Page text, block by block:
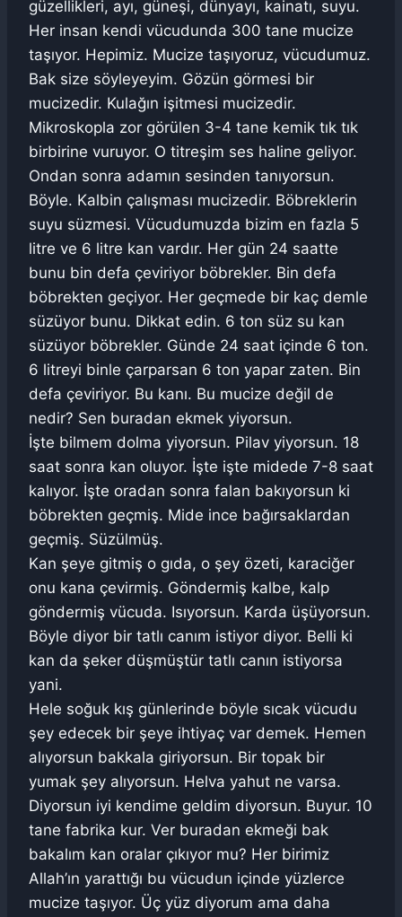
güzellikleri, ayı, güneşi, dünyayı, kainatı, suyu.
Her insan kendi vücudunda 300 tane mucize
taşıyor. Hepimiz. Mucize taşıyoruz, vücudumuz.
Bak size söyleyeyim. Gözün görmesi bir
mucizedir. Kulağın işitmesi mucizedir.
Mikroskopla zor görülen 3-4 tane kemik tık tık
birbirine vuruyor. O titreşim ses haline geliyor.
Ondan sonra adamın sesinden tanıyorsun.
Böyle. Kalbin çalışması mucizedir. Böbreklerin
suyu süzmesi. Vücudumuzda bizim en fazla 5
litre ve 6 litre kan vardır. Her gün 24 saatte
bunu bin defa çeviriyor böbrekler. Bin defa
böbrekten geçiyor. Her geçmede bir kaç demle
süzüyor bunu. Dikkat edin. 6 ton süz su kan
süzüyor böbrekler. Günde 24 saat içinde 6 ton.
6 litreyi binle çarparsan 6 ton yapar zaten. Bin
defa çeviriyor. Bu kanı. Bu mucize değil de
nedir? Sen buradan ekmek yiyorsun.
İşte bilmem dolma yiyorsun. Pilav yiyorsun. 18
saat sonra kan oluyor. İşte işte midede 7-8 saat
kalıyor. İşte oradan sonra falan bakıyorsun ki
böbrekten geçmiş. Mide ince bağırsaklardan
geçmiş. Süzülmüş.
Kan şeye gitmiş o gıda, o şey özeti, karaciğer
onu kana çevirmiş. Göndermiş kalbe, kalp
göndermiş vücuda. Isıyorsun. Karda üşüyorsun.
Böyle diyor bir tatlı canım istiyor diyor. Belli ki
kan da şeker düşmüştür tatlı canın istiyorsa
yani.
Hele soğuk kış günlerinde böyle sıcak vücudu
şey edecek bir şeye ihtiyaç var demek. Hemen
alıyorsun bakkala giriyorsun. Bir topak bir
yumak şey alıyorsun. Helva yahut ne varsa.
Diyorsun iyi kendime geldim diyorsun. Buyur. 10
tane fabrika kur. Ver buradan ekmeği bak
bakalım kan oralar çıkıyor mu? Her birimiz
Allah’ın yarattığı bu vücudun içinde yüzlerce
mucize taşıyor. Üç yüz diyorum ama daha